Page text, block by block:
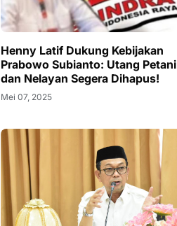
Henny Latif Dukung Kebijakan
Prabowo Subianto: Utang Petani
dan Nelayan Segera Dihapus!
Mei 07, 2025